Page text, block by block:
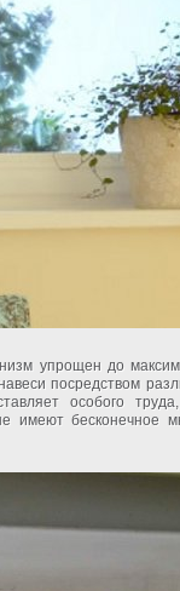
упрощен до
посредством
особого
бесконечное